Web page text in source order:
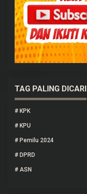
TAG PALING DICARI
# KPK
# KPU
# Pemilu 2024
# DPRD
# ASN